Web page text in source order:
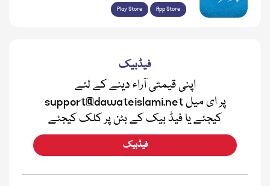
Play Store App Store
فیڈبیک
اپنی قیمتی آراء دینے کے لئے
support@dawateislami.net پر ای میل
کیجئے یا فیڈ بیک کے بٹن پر کلک کیجئے
فیڈبیک